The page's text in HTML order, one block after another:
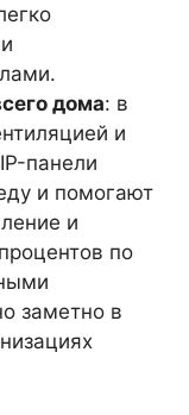
дома: в
и
панели
и помогают
и
по
заметно в